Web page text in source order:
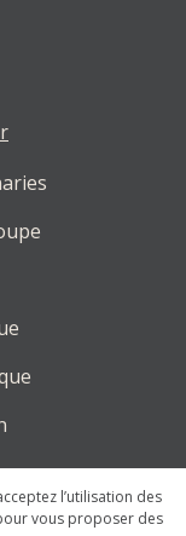
l’utilisation des
vous proposer des